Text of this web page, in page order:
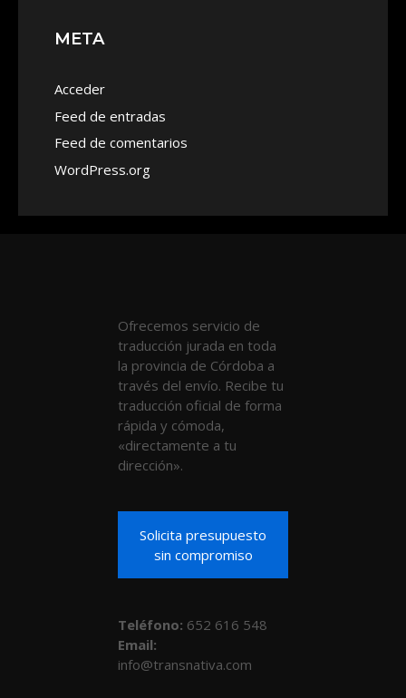
META
Acceder
Feed de entradas
Feed de comentarios
WordPress.org
Ofrecemos servicio de
traducción jurada en toda
la provincia de Córdoba a
través del envío. Recibe tu
traducción oficial de forma
rápida y cómoda,
«directamente a tu
dirección».
Solicita presupuesto
sin compromiso
Teléfono: 652 616 548
Email:
info@transnativa.com